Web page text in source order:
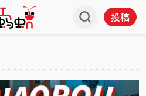
投稿